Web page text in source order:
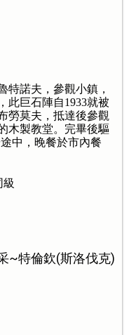
特諾夫，參觀小鎮，
此巨石陣自1933就被
勞莫夫，抵達後參觀
木製教堂。完畢後驅
中，晚餐於市內餐
級
~特倫欽(斯洛伐克)